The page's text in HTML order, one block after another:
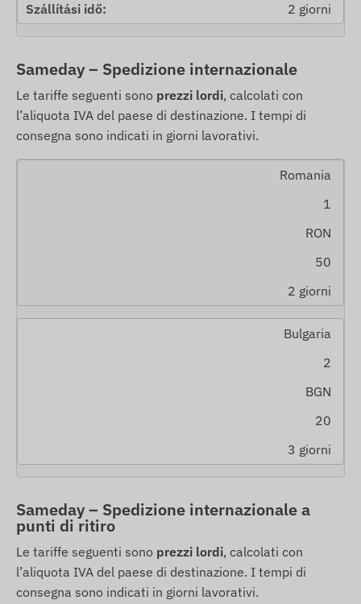
2 giorni
Sameday – Spedizione internazionale
Le tariffe seguenti sono prezzi lordi, calcolati con
l’aliquota IVA del paese di destinazione. I tempi di
consegna sono indicati in giorni lavorativi.
Romania
1
RON
50
2 giorni
Bulgaria
2
BGN
20
3 giorni
Sameday – Spedizione internazionale a
punti di ritiro
Le tariffe seguenti sono prezzi lordi, calcolati con
l’aliquota IVA del paese di destinazione. I tempi di
consegna sono indicati in giorni lavorativi.